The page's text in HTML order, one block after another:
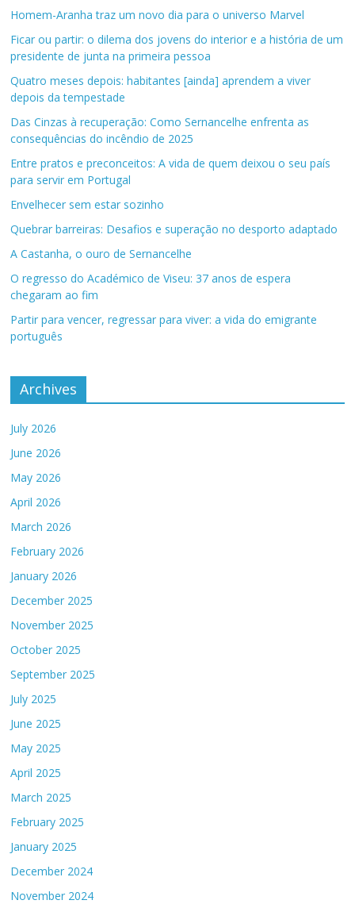
Homem-Aranha traz um novo dia para o universo Marvel
Ficar ou partir: o dilema dos jovens do interior e a história de um
presidente de junta na primeira pessoa
Quatro meses depois: habitantes [ainda] aprendem a viver
depois da tempestade
Das Cinzas à recuperação: Como Sernancelhe enfrenta as
consequências do incêndio de 2025
Entre pratos e preconceitos: A vida de quem deixou o seu país
para servir em Portugal
Envelhecer sem estar sozinho
Quebrar barreiras: Desafios e superação no desporto adaptado
A Castanha, o ouro de Sernancelhe
O regresso do Académico de Viseu: 37 anos de espera
chegaram ao fim
Partir para vencer, regressar para viver: a vida do emigrante
português
Archives
July 2026
June 2026
May 2026
April 2026
March 2026
February 2026
January 2026
December 2025
November 2025
October 2025
September 2025
July 2025
June 2025
May 2025
April 2025
March 2025
February 2025
January 2025
December 2024
November 2024